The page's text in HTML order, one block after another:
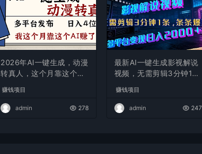
2026年AI一键生成，动漫
转真人，这个月靠这个AI
赚钱项目
admin 278
最新AI一键生成影视解说
视频，无需剪辑3分钟1
现日入2000+
赚钱项目
admin 247